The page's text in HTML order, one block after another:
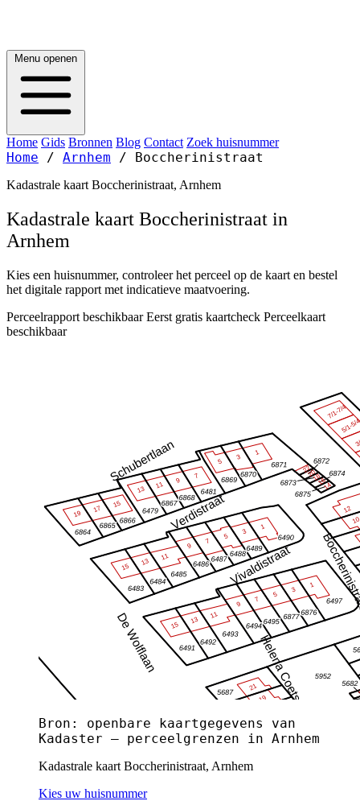
Menu openen
Home Gids Bronnen Blog Contact Zoek huisnummer
Home / Arnhem / Boccherinistraat
Kadastrale kaart Boccherinistraat, Arnhem
Kadastrale kaart Boccherinistraat in
Arnhem
Kies een huisnummer, controleer het perceel op de kaart en bestel
het digitale rapport met indicatieve maatvoering.
Perceelrapport beschikbaar Eerst gratis kaartcheck Perceelkaart
beschikbaar
Bron: openbare kaartgegevens van
Kadaster — perceelgrenzen in Arnhem
Kadastrale kaart Boccherinistraat, Arnhem
Kies uw huisnummer